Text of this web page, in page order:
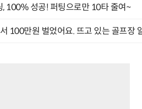
100% 성공! 퍼팅으로만 10타 줄여~
100만원 벌었어요. 뜨고 있는 골프장